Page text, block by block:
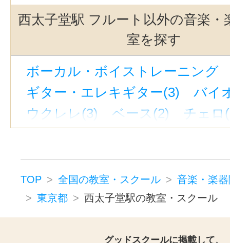
渋谷駅(3)
九品仏駅(3)
銀座駅
町田駅(3)
三軒茶屋駅(3)
銀座一丁目駅(3)
世田谷代田駅(3)
立川駅(3)
立
蒲田駅(東京)(1)
千歳烏山駅(1)
新御茶ノ水駅(1)
京急蒲田駅(1)
東京駅(1)
八王子駅(1)
上野御
表参道駅(1)
京王八王子駅(1)
多摩川駅(東京)(1)
御茶ノ水駅(1)
西太子堂駅 フルート以外の音楽・
室を探す
ボーカル・ボイストレーニング
ギター・エレキギター(3)
バイ
ウクレレ(3)
ベース(2)
チェロ
ジャズピアノ(1)
キーボード・
ドラム(3)
和太鼓(1)
パーカッ
オカリナ(1)
ハーモニカ(1)
トロンボーン(2)
チューバ(1)
トランペット(3)
クラリネット
TOP 全国の教室・スクール
音楽・楽
東京都
西太子堂駅の教室・スクール
グッドスクールに掲載して、